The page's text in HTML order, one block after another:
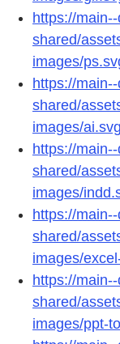
https://
shared/
images/
https://
shared/
images/ai.svg
https://
shared/
images/
https://
shared/
images/
https://
shared/
images/ppt-